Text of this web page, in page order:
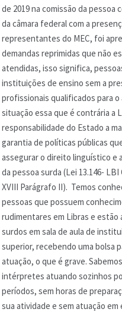
de 2019 na comissão da pessoa
da câmara federal com a
representantes do MEC, foi
demandas reprimidas que não
atendidas, isso significa,
instituições de ensino sem a
profissionais qualificados para
situação essa que é contrária a
responsabilidade do Estado a
garantia de políticas públicas
assegurar o direito linguístico e
da pessoa surda (Lei 13.146- LBI
XVIII Parágrafo II). Temos
pessoas que possuem
rudimentares em Libras e estão
surdos em sala de aula de
superior, recebendo uma bolsa
atuação, o que é grave.
intérpretes atuando sozinhos
períodos, sem horas de
sua atividade e sem atuação em